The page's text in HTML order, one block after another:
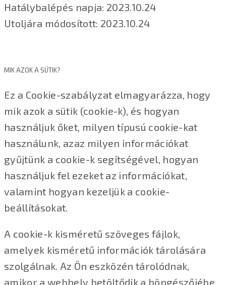
Hatálybalépés napja: 2023.10.24
Utoljára módosított: 2023.10.24
MIK AZOK A SÜTIK?
Ez a Cookie-szabályzat elmagyarázza, hogy
mik azok a sütik (cookie-k), és hogyan
használjuk őket, milyen típusú cookie-kat
használunk, azaz milyen információkat
gyűjtünk a cookie-k segítségével, hogyan
használjuk fel ezeket az információkat,
valamint hogyan kezeljük a cookie-
beállításokat.
A cookie-k kisméretű szöveges fájlok,
amelyek kisméretű információk tárolására
szolgálnak. Az Ön eszközén tárolódnak,
amikor a webhely betöltődik a böngészőjébe.